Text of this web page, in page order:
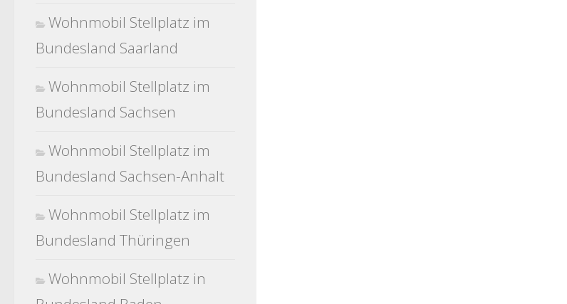
Wohnmobil Stellplatz im
Bundesland Saarland
Wohnmobil Stellplatz im
Bundesland Sachsen
Wohnmobil Stellplatz im
Bundesland Sachsen-Anhalt
Wohnmobil Stellplatz im
Bundesland Thüringen
Wohnmobil Stellplatz in